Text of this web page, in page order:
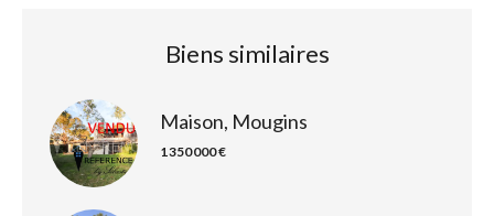
Biens similaires
Maison, Mougins
1 350 000 €